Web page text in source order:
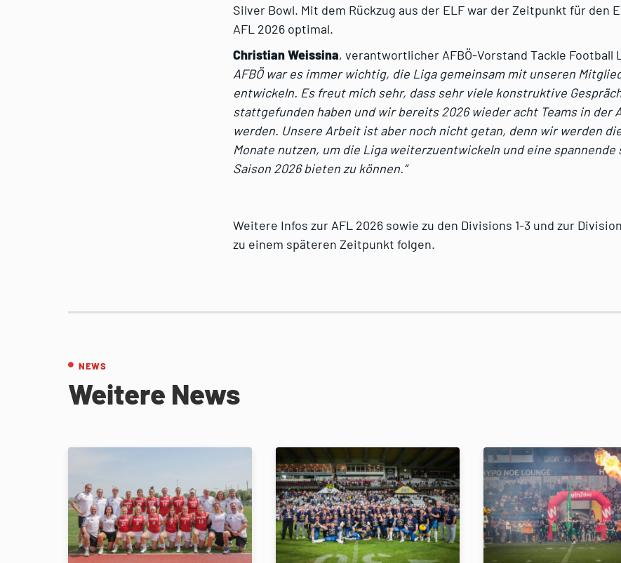
Silver Bowl. Mit dem Rückzug aus der ELF war der Zeitpunkt für den
AFL 2026 optimal.
Christian Weissina, verantwortlicher AFBÖ-Vorstand Tackle Football
AFBÖ war es immer wichtig, die Liga gemeinsam mit unseren
entwickeln. Es freut mich sehr, dass sehr viele konstruktive
stattgefunden haben und wir bereits 2026 wieder acht Teams in der
werden. Unsere Arbeit ist aber noch nicht getan, denn wir werden
Monate nutzen, um die Liga weiterzuentwickeln und eine
Saison 2026 bieten zu können.“
Weitere Infos zur AFL 2026 sowie zu den Divisions 1-3 und zur
zu einem späteren Zeitpunkt folgen.
NEWS
Weitere News